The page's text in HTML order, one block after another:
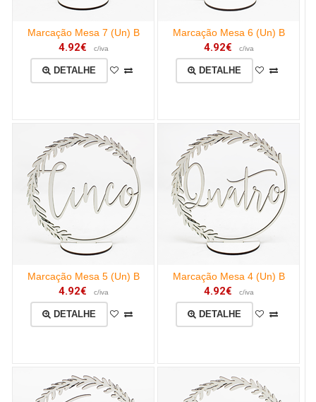
Marcação Mesa 7 (Un) B
4.92€ c/iva
DETALHE
Marcação Mesa 6 (Un) B
4.92€ c/iva
DETALHE
Marcação Mesa 5 (Un) B
4.92€ c/iva
DETALHE
Marcação Mesa 4 (Un) B
4.92€ c/iva
DETALHE